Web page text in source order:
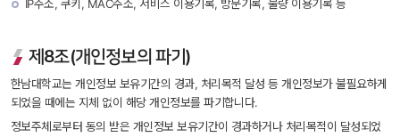
IP주소, 쿠키, MAC주소, 서비스 이용기록, 방문기록, 불량 이용기록 등
제8조(개인정보의 파기)
한남대학교는 개인정보 보유기간의 경과, 처리목적 달성 등 개인정보가 불필요하게
되었을 때에는 지체 없이 해당 개인정보를 파기합니다.
정보주체로부터 동의 받은 개인정보 보유기간이 경과하거나 처리목적이 달성되었